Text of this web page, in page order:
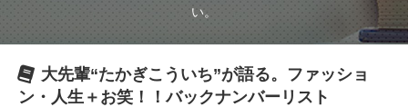
い。
大先輩“たかぎこういち”が語る。ファッショ
ン・人生＋お笑！！バックナンバーリスト